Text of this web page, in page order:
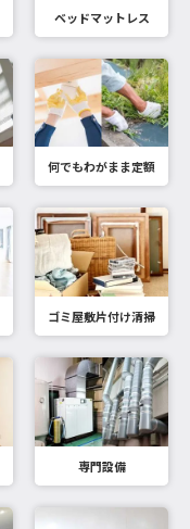
ベッドマットレス
何でもわがまま定額
ゴミ屋敷片付け清掃
専門設備